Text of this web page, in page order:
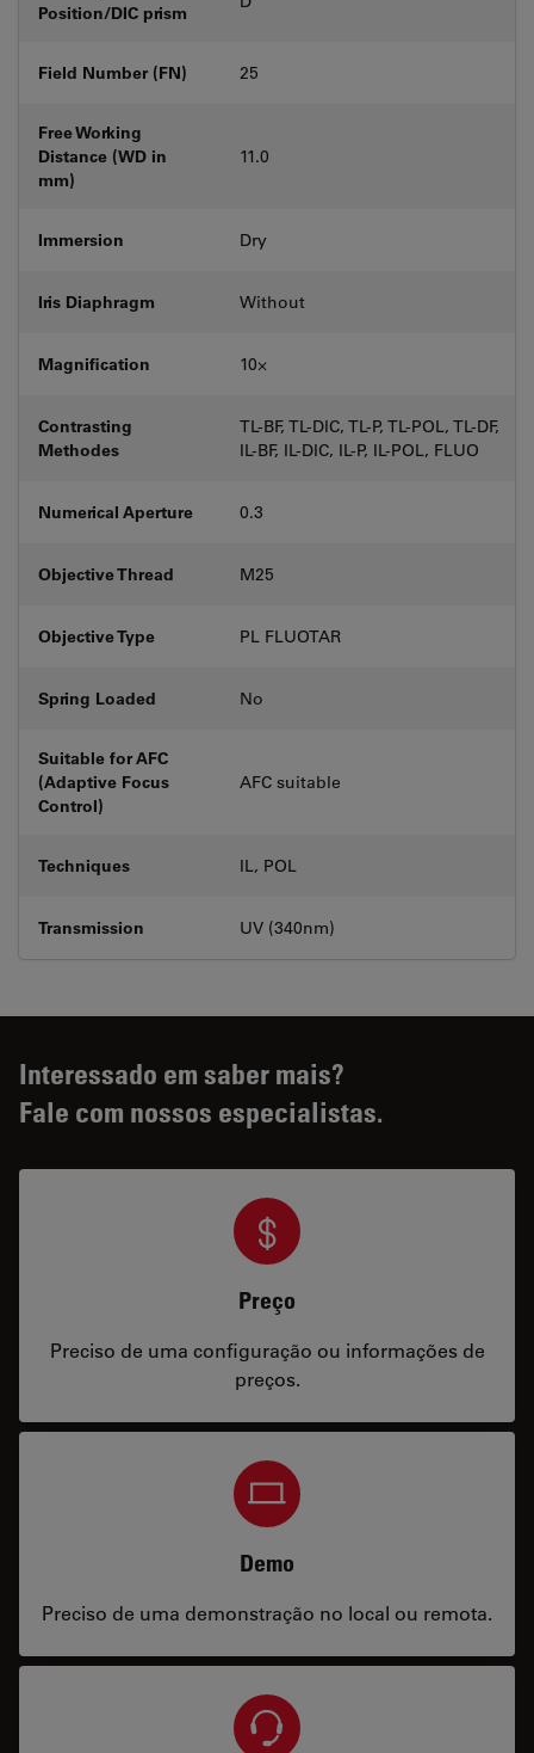
Position/DIC prism
Field Number (FN) 25
Free Working
Distance (WD in
mm)
11.0
Immersion Dry
Iris Diaphragm Without
Magnification 10⨉
Contrasting
Methodes
TL-BF, TL-DIC, TL-P, TL-POL, TL-DF,
IL-BF, IL-DIC, IL-P, IL-POL, FLUO
Numerical Aperture 0.3
Objective Thread M25
Objective Type PL FLUOTAR
Spring Loaded No
Suitable for AFC
(Adaptive Focus
Control)
AFC suitable
Techniques IL, POL
Transmission UV (340nm)
Interessado em saber mais?
Fale com nossos especialistas.
Preço
Preciso de uma configuração ou informações de
preços.
Demo
Preciso de uma demonstração no local ou remota.